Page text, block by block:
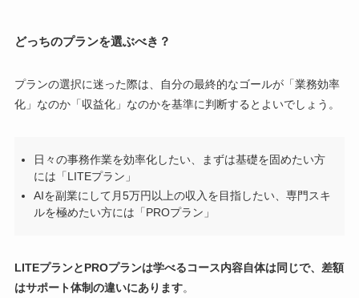
どっちのプランを選ぶべき？
プランの選択に迷った際は、自分の最終的なゴールが「業務効率
化」なのか「収益化」なのかを基準に判断するとよいでしょう。
日々の事務作業を効率化したい、まずは基礎を固めたい方
には「LITEプラン」
AIを副業にして月5万円以上の収入を目指したい、専門スキ
ルを極めたい方には「PROプラン」
LITEプランとPROプランは学べるコース内容自体は同じで、差額
はサポート体制の違いにあります。